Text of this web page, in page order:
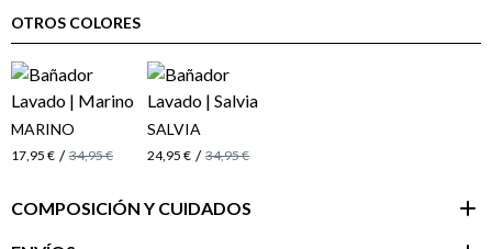
OTROS COLORES
MARINO
17,95 € / 34,95 €
SALVIA
24,95 € / 34,95 €
COMPOSICIÓN Y CUIDADOS